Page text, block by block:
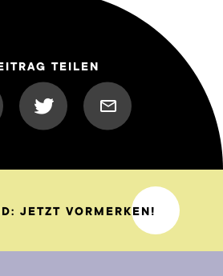
TEILEN
JETZT VORMERKEN!